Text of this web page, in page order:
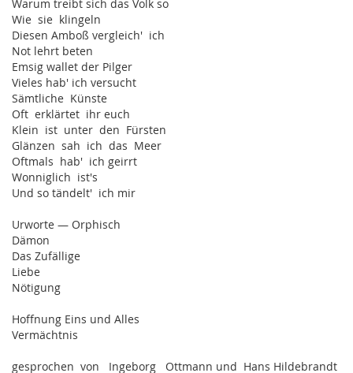
Warum treibt sich das Volk so
Wie sie klingeln
Diesen Amboß vergleich' ich
Not lehrt beten
Emsig wallet der Pilger
Vieles hab' ich versucht
Sämtliche Künste
Oft erklärtet ihr euch
Klein ist unter den Fürsten
Glänzen sah ich das Meer
Oftmals hab' ich geirrt
Wonniglich ist's
Und so tändelt' ich mir
Urworte — Orphisch
Dämon
Das Zufällige
Liebe
Nötigung
Hoffnung Eins und Alles
Vermächtnis
gesprochen von Ingeborg Ottmann und Hans Hildebrandt